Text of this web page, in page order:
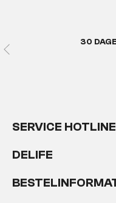
30
SERVICE HOTLINE
DELIFE